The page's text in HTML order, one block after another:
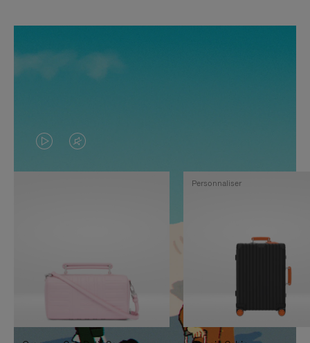
LA
VIDÉO
PAUSE,
APPUYEZ
SUR
LE
SON
DÉSACTIVÉ.
VEUILLEZ
Personnaliser